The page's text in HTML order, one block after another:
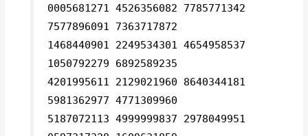
0005681271 4526356082 7785771342
7577896091 7363717872
1468440901 2249534301 4654958537
1050792279 6892589235
4201995611 2129021960 8640344181
5981362977 4771309960
5187072113 4999999837 2978049951